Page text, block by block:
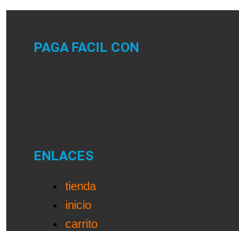
PAGA FACIL CON
ENLACES
tienda
inicio
carrito